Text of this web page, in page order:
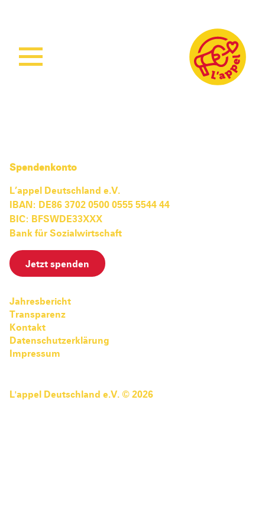
Was wir tun
Wie wir arbeiten
Woman Empowerment
Sichere Geburtshilfe
Ruanda Nursery School Feeding Project
Pediatric Emergency Fund
Abgeschlossene Projekte
Über uns
Unser Team
Mitmachen
Transparenz
Jahresbericht
Partnerschaften
Spenden
Spendenkonto
L’appel Deutschland e.V.
IBAN: DE86 3702 0500 0555 5544 44
BIC: BFSWDE33XXX
Bank für Sozialwirtschaft
Jetzt spenden
Jahresbericht
Transparenz
Kontakt
Datenschutzerklärung
Impressum
L'appel Deutschland e.V. © 2026